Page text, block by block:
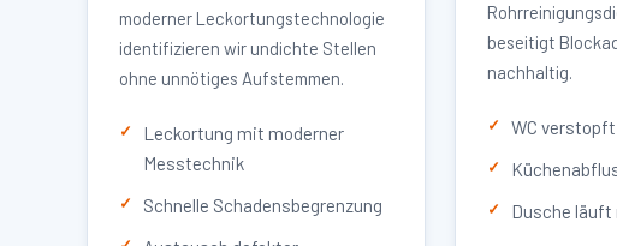
moderner Leckortungstechnologie
identifizieren wir undichte Stellen
ohne unnötiges Aufstemmen.
Leckortung mit moderner
Messtechnik
Schnelle Schadensbegrenzung
beseitigt
nachhaltig.
WC
Dusche läuft